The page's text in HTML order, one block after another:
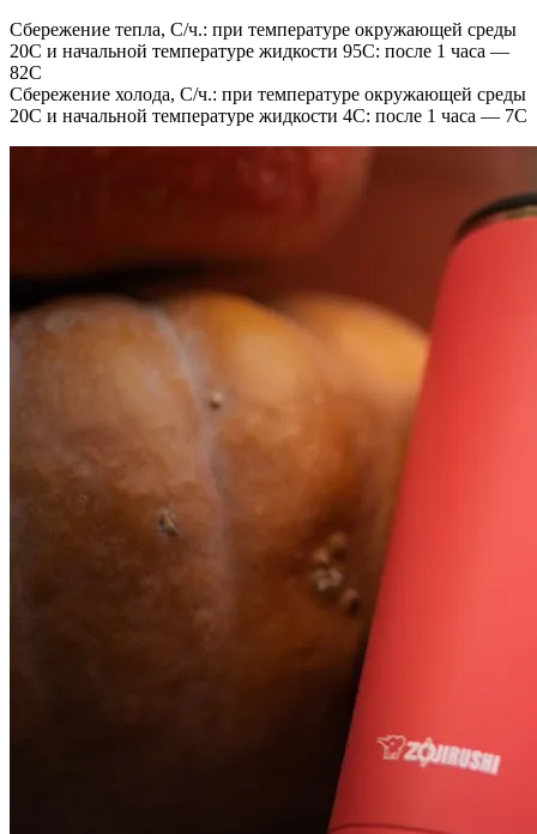
Сбережение тепла, С/ч.: при температуре окружающей среды
20C и начальной температуре жидкости 95C: после 1 часа —
82C
Сбережение холода, С/ч.: при температуре окружающей среды
20C и начальной температуре жидкости 4C: после 1 часа — 7C